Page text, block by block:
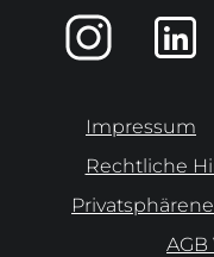
Impressum
Rechtliche
AGB